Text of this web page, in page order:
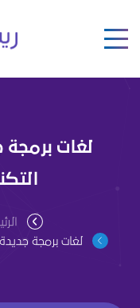
لغات
لغات برمجة